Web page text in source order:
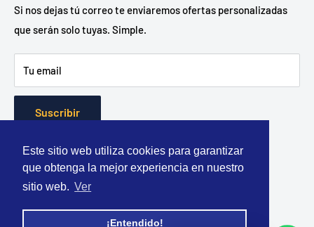
Este sitio web utiliza cookies para garantizar
que obtenga la mejor experiencia en nuestro
sitio web. Ver
¡Entendido!
¿Como?Disponemos de un almacén central en Castellón
con más de 500 referencias en stock. Gracias a ello
"La forma más rapida y economica de equiparte." -
Totherramienta.com
Política de privacidad
Política de reembolso
Términos del servicio
Si nos dejas tú correo te enviaremos ofertas personalizadas
que serán solo tuyas. Simple.
Tu email
Suscribir
Aceptamos